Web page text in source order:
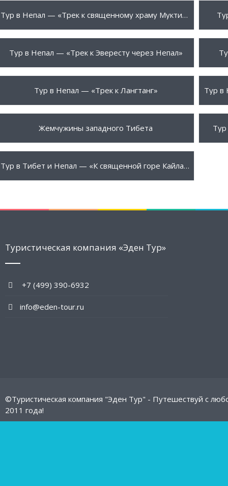
1399 $ ПОДРОБНЕЕ Тур в Непал — «Трек к священному храму Муктинатх»
1550 $ ПОДРОБНЕЕ
Тур в Непал — «Трек к Эвересту через Непал»
ПОДРОБНЕЕ
Тур в Непал — «Трек к Лангтанг»
ПОДРОБНЕЕ
Жемчужины западного Тибета
2895 $ ПОДРОБНЕЕ Тур в Тибет и Непал — «К священной горе Кайлас»
Туристическая компания «Эден Тур»
+7 (499) 390-6932
info@eden-tour.ru
©Туристическая компания "Эден Тур" - Путешествуй с
2011 года!